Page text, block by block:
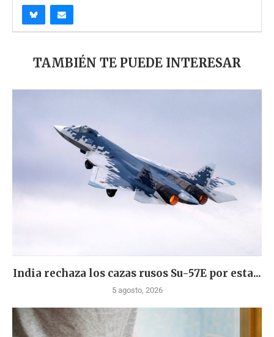
TAMBIÉN TE PUEDE INTERESAR
India rechaza los cazas rusos Su-57E por esta...
5 agosto, 2026